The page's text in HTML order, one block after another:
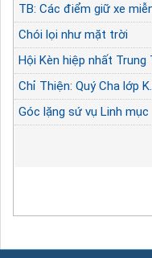
TB: Các điểm giữ xe
Chói lọi như mặt trời
Hội Kèn hiệp nhất
Chỉ Thiện: Quý Cha lớp
Góc lặng sứ vụ Linh mục